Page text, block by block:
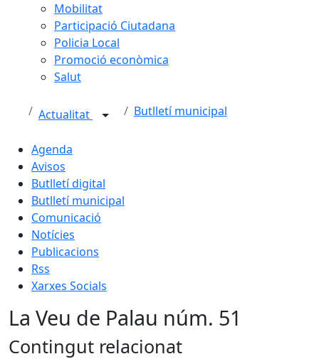
Mobilitat
Participació Ciutadana
Policia Local
Promoció econòmica
Salut
Actualitat Butlletí municipal
Agenda
Avisos
Butlletí digital
Butlletí municipal
Comunicació
Notícies
Publicacions
Rss
Xarxes Socials
La Veu de Palau núm. 51
Contingut relacionat